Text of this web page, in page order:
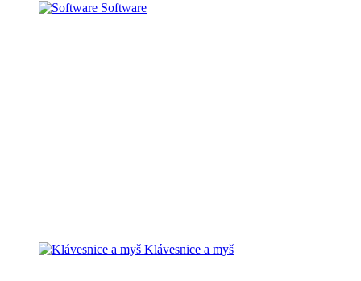
Software
Klávesnice a myš